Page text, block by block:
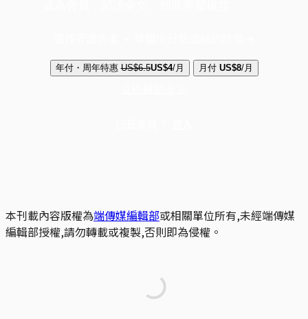
年付・周年特惠 US$6.5US$4/月 月付 US$8/月
本刊載內容版權為端傳媒編輯部或相關單位所有,未經端傳媒
編輯部授權,請勿轉載或複製,否則即為侵權。